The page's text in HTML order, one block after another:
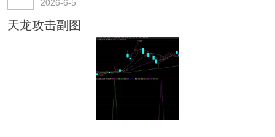
2026-6-5
天龙攻击副图